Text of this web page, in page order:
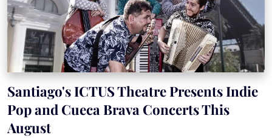
Santiago's ICTUS Theatre Presents Indie
Pop and Cueca Brava Concerts This
August